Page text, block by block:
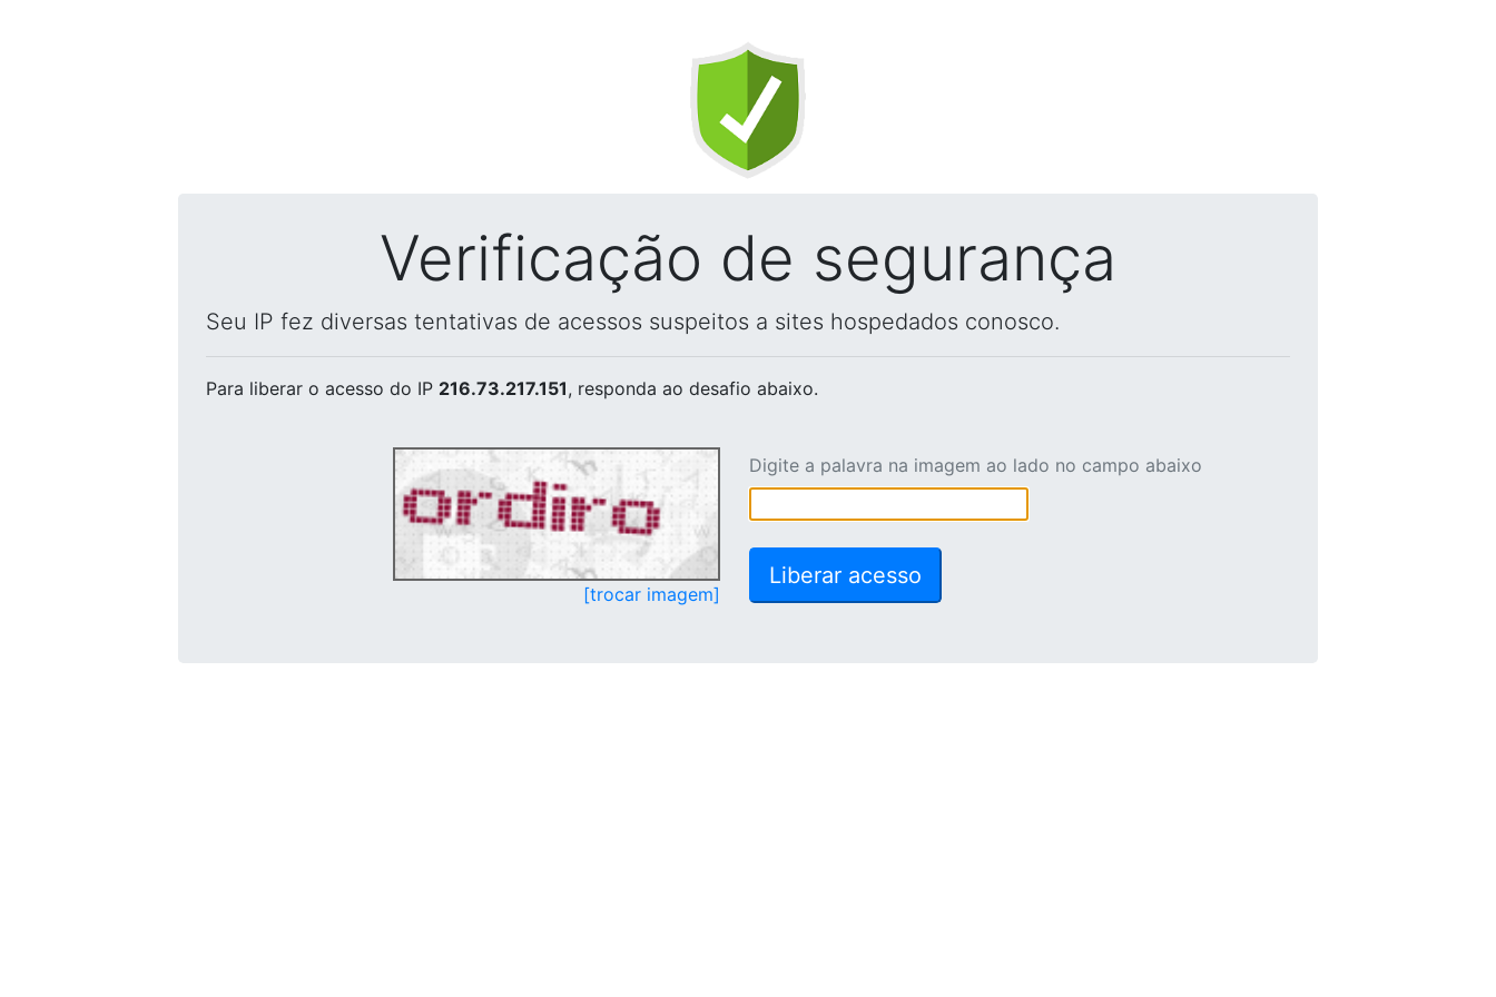
Verificação de segurança
Seu IP fez diversas tentativas de acessos suspeitos a sites hospedados conosco.
Para liberar o acesso do IP 216.73.217.151, responda ao desafio abaixo.
[trocar imagem]
Digite a palavra na imagem ao lado no campo abaixo